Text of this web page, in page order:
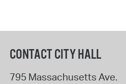
CONTACT CITY HALL
795 Massachusetts Ave.